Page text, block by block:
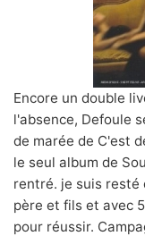
Encore un double
l'absence, Defoule
de marée de C'est
le seul album de
rentré. je suis resté
père et fils et avec
pour réussir.